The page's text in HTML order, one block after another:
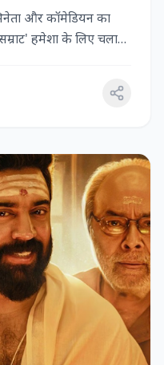
और कॉमेडियन का
हमेशा के लिए चला